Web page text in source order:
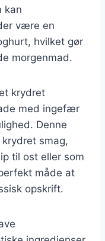
kan
være en
hvilket gør
morgenmad.
krydret
med ingefær
Denne
smag,
til ost eller som
måde at
opskrift.